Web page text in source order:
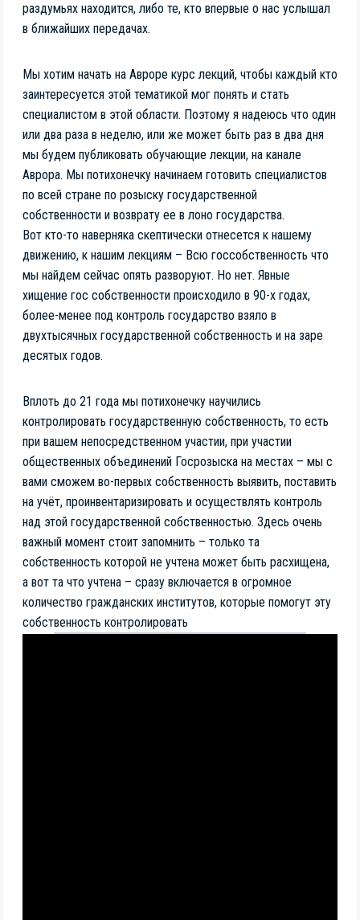
раздумьях находится, либо те, кто впервые о нас услышал
в ближайших передачах.
Мы хотим начать на Авроре курс лекций, чтобы каждый кто
заинтересуется этой тематикой мог понять и стать
специалистом в этой области. Поэтому я надеюсь что один
или два раза в неделю, или же может быть раз в два дня
мы будем публиковать обучающие лекции, на канале
Аврора. Мы потихонечку начинаем готовить специалистов
по всей стране по розыску государственной
собственности и возврату ее в лоно государства.
Вот кто-то наверняка скептически отнесется к нашему
движению, к нашим лекциям – Всю госсобственность что
мы найдем сейчас опять разворуют. Но нет. Явные
хищение гос собственности происходило в 90-х годах,
более-менее под контроль государство взяло в
двухтысячных государственной собственность и на заре
десятых годов.
Вплоть до 21 года мы потихонечку научились
контролировать государственную собственность, то есть
при вашем непосредственном участии, при участии
общественных объединений Госрозыска на местах – мы с
вами сможем во-первых собственность выявить, поставить
на учёт, проинвентаризировать и осуществлять контроль
над этой государственной собственностью. Здесь очень
важный момент стоит запомнить – только та
собственность которой не учтена может быть расхищена,
а вот та что учтена – сразу включается в огромное
количество гражданских институтов, которые помогут эту
собственность контролировать